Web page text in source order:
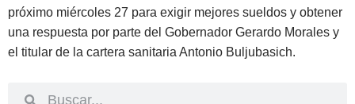
próximo miércoles 27 para exigir mejores sueldos y obtener
una respuesta por parte del Gobernador Gerardo Morales y
el titular de la cartera sanitaria Antonio Buljubasich.